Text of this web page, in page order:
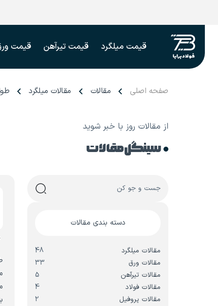
قیمت میلگرد قیمت تیرآهن قیمت
صفحه اصلی مقالات مقالات میلگرد
از مقالات روز با خبر شوید
سینگل مقالات
دسته بندی مقالات
مقالات میلگرد
48
مقالات ورق
33
مقالات تیرآهن
5
مقالات فولاد
4
مقالات پروفیل
2